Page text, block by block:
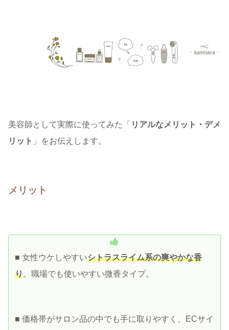
美容師として実際に使ってみた「 リアルなメリット・デメ
リット 」をお伝えします。
メリット
■ 女性ウケしやすいシトラスライム系の爽やかな香
り。職場でも使いやすい微香タイプ。
■ 価格帯がサロン品の中でも手に取りやすく、ECサイ